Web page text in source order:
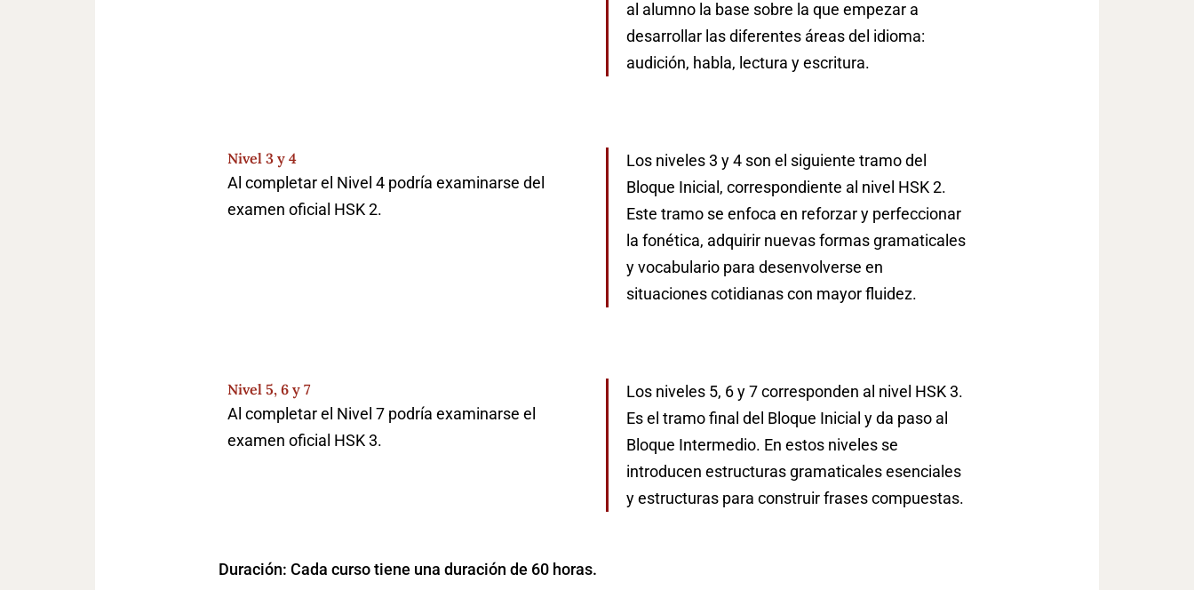
al alumno la base sobre la que empezar a
desarrollar las diferentes áreas del idioma:
audición, habla, lectura y escritura.
Nivel 3 y 4
Al completar el Nivel 4 podría examinarse del
examen oficial HSK 2.
Los niveles 3 y 4 son el siguiente tramo del
Bloque Inicial, correspondiente al nivel HSK 2.
Este tramo se enfoca en reforzar y perfeccionar
la fonética, adquirir nuevas formas gramaticales
y vocabulario para desenvolverse en
situaciones cotidianas con mayor fluidez.
Nivel 5, 6 y 7
Al completar el Nivel 7 podría examinarse el
examen oficial HSK 3.
Los niveles 5, 6 y 7 corresponden al nivel HSK 3.
Es el tramo final del Bloque Inicial y da paso al
Bloque Intermedio. En estos niveles se
introducen estructuras gramaticales esenciales
y estructuras para construir frases compuestas.
Duración: Cada curso tiene una duración de 60 horas.